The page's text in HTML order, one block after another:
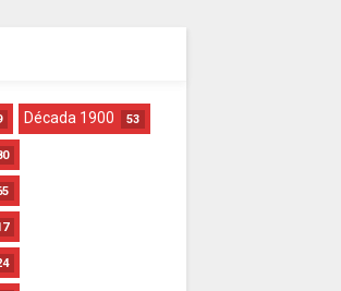
Década 1900 53